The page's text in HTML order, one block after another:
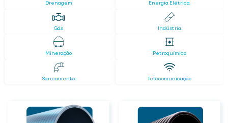
Drenagem Energia Elétrica
Gás Indústria
Mineração Petroquímico
Saneamento Telecomunicação